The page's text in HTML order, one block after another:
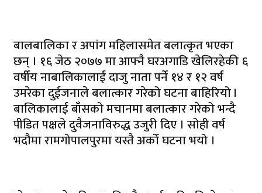
बालबालिका र अपांग महिलासमेत बलात्कृत भएका
छन् । १६ जेठ २०७७ मा आफ्नै घरअगाडि खेलिरहेकी ६
वर्षीय नाबालिकालाई दाजु नाता पर्ने १४ र १२ वर्ष
उमरेका दुईजनाले बलात्कार गरेको घटना बाहिरियो ।
बालिकालाई बाँसको मचानमा बलात्कार गरेको भन्दै
पीडित पक्षले दुवैजनाविरुद्ध उजुरी दिए । सोही वर्ष
भदौमा रामगोपालपुरमा यस्तै अर्को घटना भयो ।